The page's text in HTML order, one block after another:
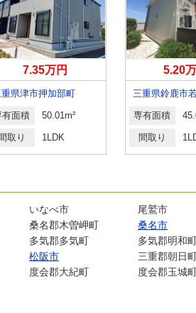
7.35万円
県津市押加部町
有面積 50.01m²
取り 1LDK
5.20
三重県鈴鹿市
専有面積
間取り
いなべ市
尾鷲市
桑名郡木曽岬町
桑名市
多気郡多気町
多気郡明和
松阪市
三重郡朝日
度会郡大紀町
度会郡玉城